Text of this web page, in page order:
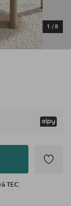
1 /8
TEC